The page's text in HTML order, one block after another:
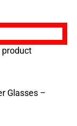
product
Glasses –